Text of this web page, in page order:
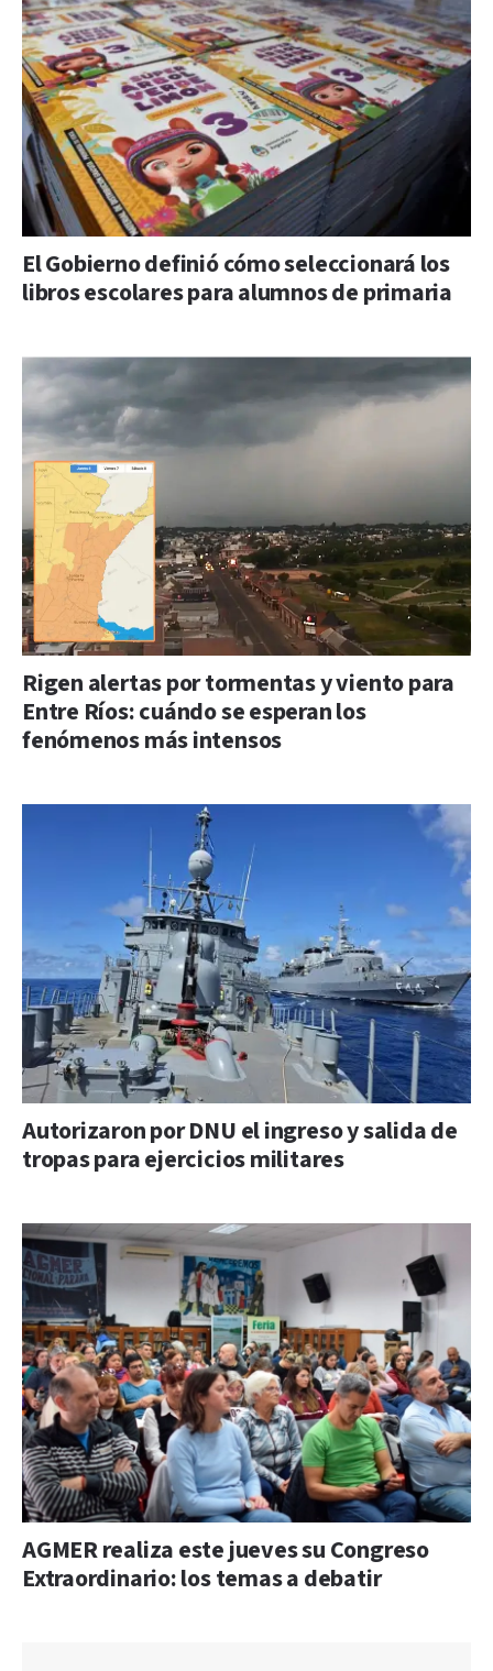
El Gobierno definió cómo seleccionará los
libros escolares para alumnos de primaria
Rigen alertas por tormentas y viento para
Entre Ríos: cuándo se esperan los
fenómenos más intensos
Autorizaron por DNU el ingreso y salida de
tropas para ejercicios militares
AGMER realiza este jueves su Congreso
Extraordinario: los temas a debatir